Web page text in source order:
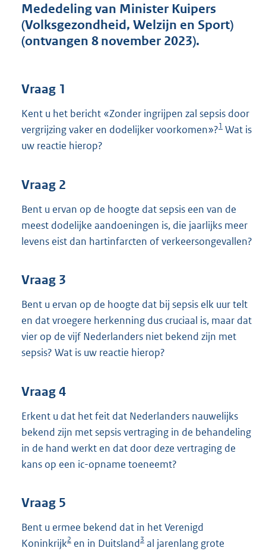
t
e
:
Mededeling van Minister Kuipers
(Volksgezondheid, Welzijn en Sport)
(ontvangen 8 november 2023).
Vraag 1
Kent u het bericht «Zonder ingrijpen zal sepsis door
vergrijzing vaker en dodelijker voorkomen»?1 Wat is
uw reactie hierop?
Vraag 2
Bent u ervan op de hoogte dat sepsis een van de
meest dodelijke aandoeningen is, die jaarlijks meer
levens eist dan hartinfarcten of verkeersongevallen?
Vraag 3
Bent u ervan op de hoogte dat bij sepsis elk uur telt
en dat vroegere herkenning dus cruciaal is, maar dat
vier op de vijf Nederlanders niet bekend zijn met
sepsis? Wat is uw reactie hierop?
Vraag 4
Erkent u dat het feit dat Nederlanders nauwelijks
bekend zijn met sepsis vertraging in de behandeling
in de hand werkt en dat door deze vertraging de
kans op een ic-opname toeneemt?
Vraag 5
Bent u ermee bekend dat in het Verenigd
Koninkrijk2 en in Duitsland3 al jarenlang grote